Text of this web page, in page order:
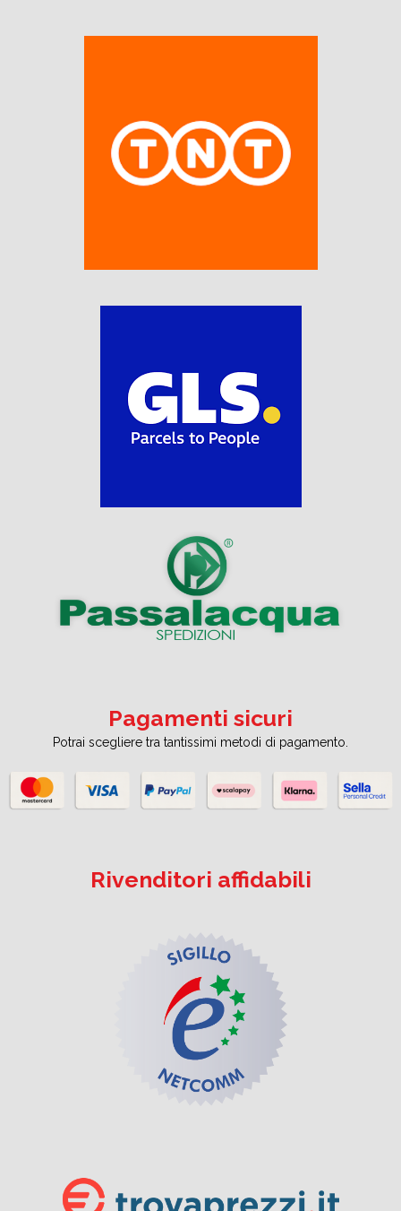
Pagamenti sicuri
Potrai scegliere tra tantissimi metodi di pagamento.
Rivenditori affidabili